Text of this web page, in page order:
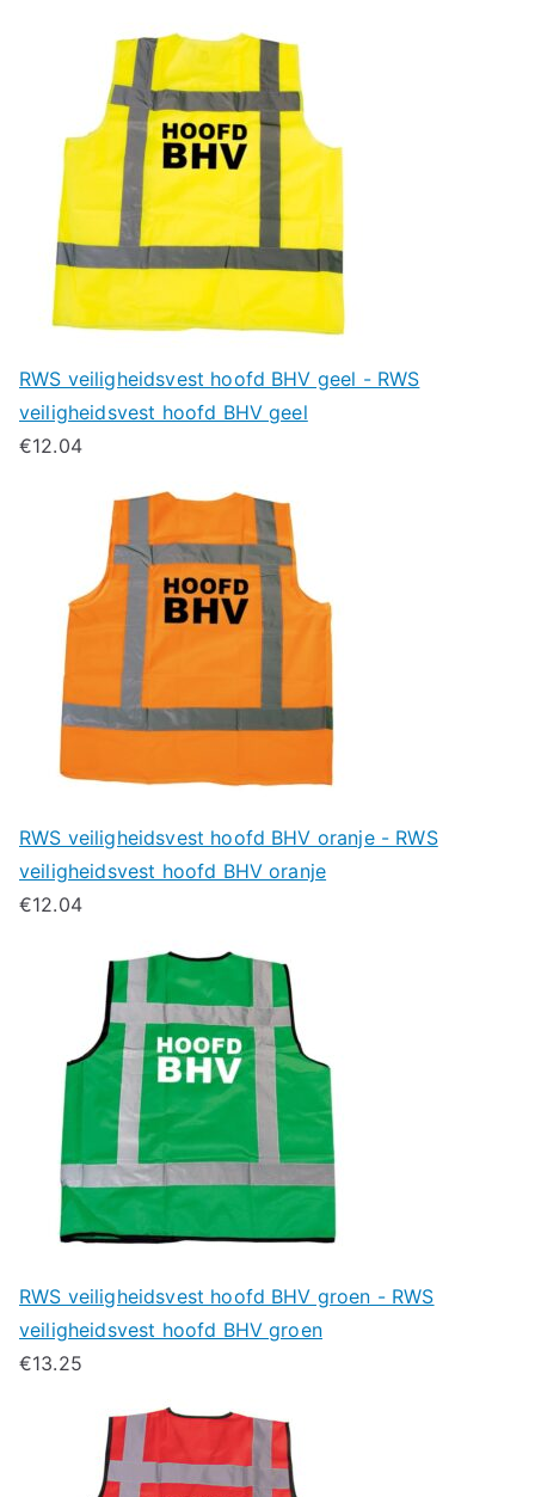
RWS veiligheidsvest hoofd BHV geel - RWS
veiligheidsvest hoofd BHV geel
€12.04
RWS veiligheidsvest hoofd BHV oranje - RWS
veiligheidsvest hoofd BHV oranje
€12.04
RWS veiligheidsvest hoofd BHV groen - RWS
veiligheidsvest hoofd BHV groen
€13.25